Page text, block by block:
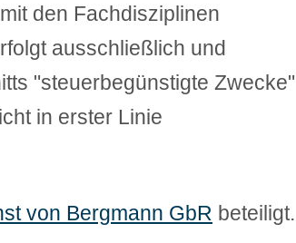
den Fachdisziplinen
ausschließlich und
"steuerbegünstigte Zwecke"
in erster Linie
von Bergmann GbR beteiligt.